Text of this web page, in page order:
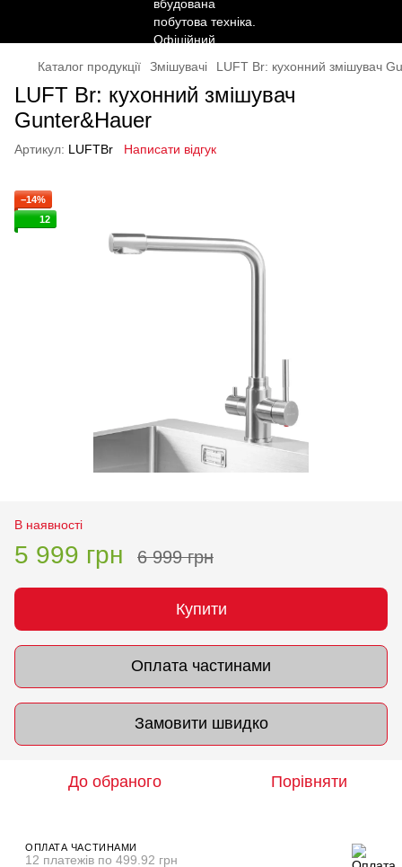
Каталог продукції Змішувачі LUFT Br: кухонний змішувач
LUFT Br: кухонний змішувач
Gunter&Hauer
Артикул: LUFTBr Написати відгук
−14%
12
В наявності
5 999 грн 6 999 грн
Купити
Оплата частинами
Замовити швидко
До обраного Порівняти
ОПЛАТА ЧАСТИНАМИ
12 платежів по 499.92 грн